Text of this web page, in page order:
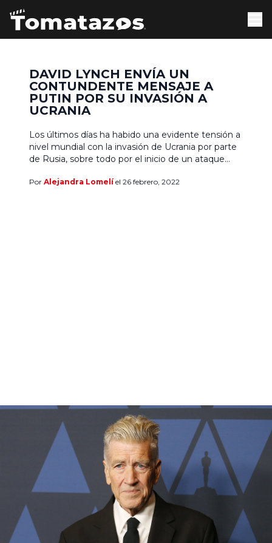
DAVID LYNCH ENVÍA UN
CONTUNDENTE MENSAJE A
PUTIN POR SU INVASIÓN A
UCRANIA
Los últimos días ha habido una evidente tensión a
nivel mundial con la invasión de Ucrania por parte
de Rusia, sobre todo por el inicio de un ataque
de familias a buscar refugio o bien, salir del país
Por Alejandra Lomelíel 26 febrero, 2022